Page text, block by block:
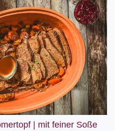
| mit feiner Soße